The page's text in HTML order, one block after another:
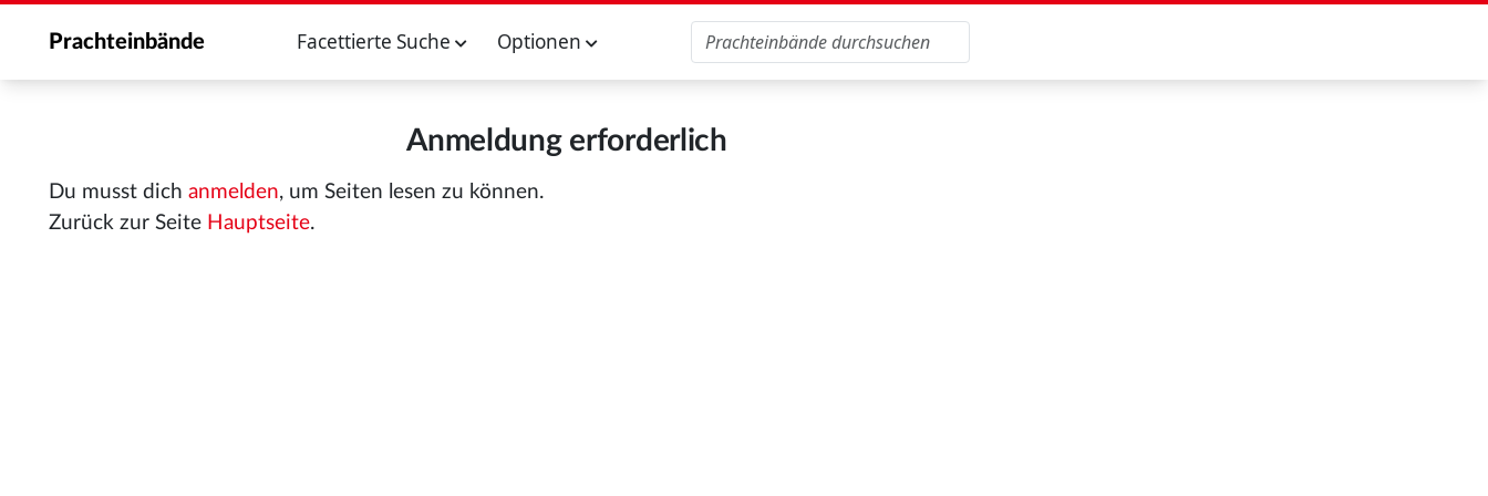
Prachteinbände Facettierte Suche Optionen
Anmeldung erforderlich
Du musst dich anmelden, um Seiten lesen zu können.
Zurück zur Seite Hauptseite.